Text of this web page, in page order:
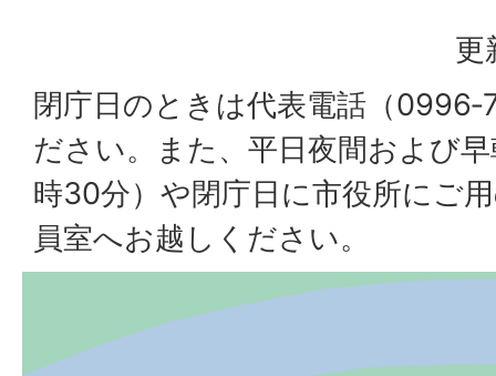
更
閉庁日のときは代表電話（
ださい。また、平日夜間および
時30分）や閉庁日に市役所にご
員室へお越しください。